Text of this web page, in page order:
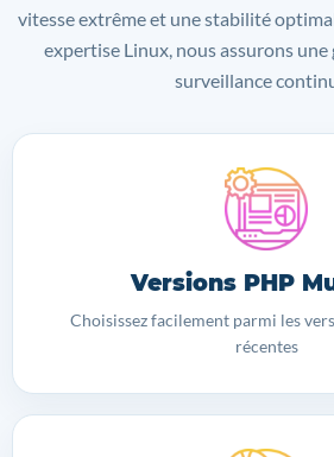
vitesse extrême et une stabilité
expertise Linux, nous assurons
surveillance
Versions PHP
Choisissez facilement parmi les
récentes